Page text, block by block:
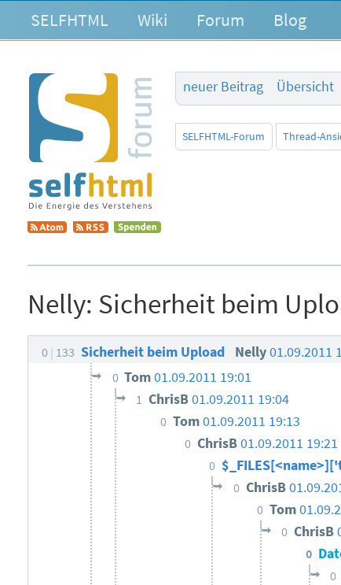
SELFHTML Wiki Forum Blog
neuer Beitrag
Übersicht
SELFHTML-Forum Thread-
Nelly: Sicherheit beim
0 133 Sicherheit beim Upload Nelly01.09.2011
0 Tom01.09.2011 19:01
1 ChrisB01.09.2011 19:04
0 Tom01.09.2011 19:13
0 ChrisB01.09.2011 19:21
0
0 ChrisB
0 Tom
0 ChrisB
0
0